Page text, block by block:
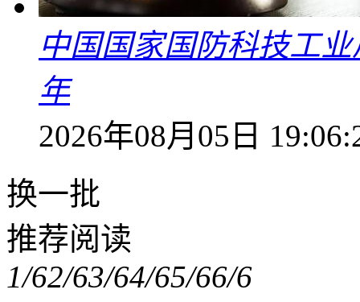
中国国家国防科技工
年
2026年08月05日
换一批
推荐阅读
1/62/63/64/65/66/6